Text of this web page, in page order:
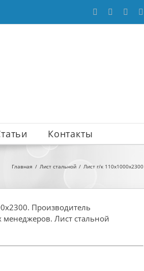
WhatsApp Email
Контакты
Главная Лист стальной Лист г/к 110х1000х2300
Производитель
Лист стальной